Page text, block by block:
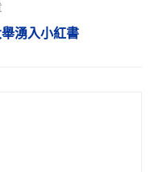
湧入小紅書